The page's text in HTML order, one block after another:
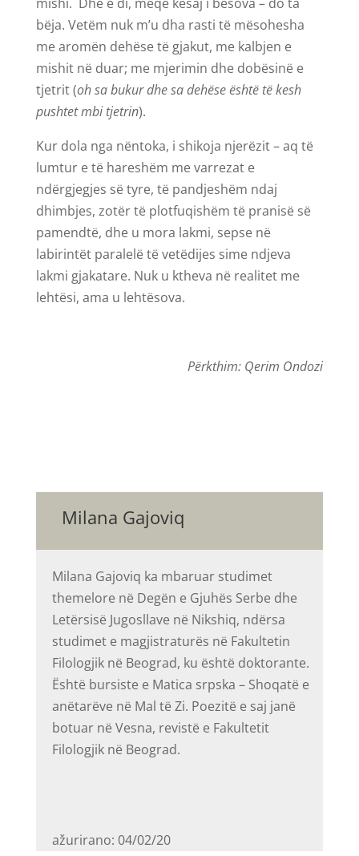
bëja. Vetëm nuk m’u dha rasti të mësohesha
me aromën dehëse të gjakut, me kalbjen e
mishit në duar; me mjerimin dhe dobësinë e
tjetrit (oh sa bukur dhe sa dehëse është të kesh
pushtet mbi tjetrin).
Kur dola nga nëntoka, i shikoja njerëzit – aq të
lumtur e të hareshëm me varrezat e
ndërgjegjes së tyre, të pandjeshëm ndaj
dhimbjes, zotër të plotfuqishëm të pranisë së
pamendtë, dhe u mora lakmi, sepse në
labirintët paralelë të vetëdijes sime ndjeva
lakmi gjakatare. Nuk u ktheva në realitet me
lehtësi, ama u lehtësova.
Përkthim: Qerim Ondozi
Milana Gajoviq
Milana Gajoviq ka mbaruar studimet
themelore në Degën e Gjuhës Serbe dhe
Letërsisë Jugosllave në Nikshiq, ndërsa
studimet e magjistraturës në Fakultetin
Filologjik në Beograd, ku është doktorante.
Është bursiste e Matica srpska – Shoqatë e
anëtarëve në Mal të Zi. Poezitë e saj janë
botuar në Vesna, revistë e Fakultetit
Filologjik në Beograd.
ažurirano: 04/02/20